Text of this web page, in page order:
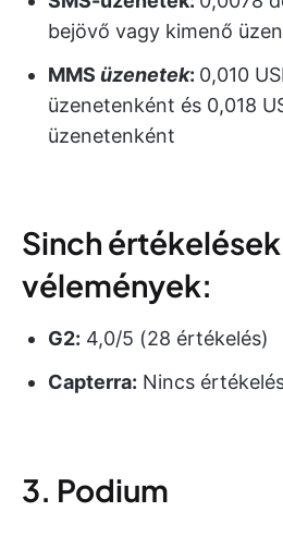
bejövő vagy kimenő
MMS üzenetek: 0,010
üzenetenként és 0,018
üzenetenként
Sinch
vélemények:
G2: 4,0/5 (28 értékelés)
Capterra: Nincs
3. Podium